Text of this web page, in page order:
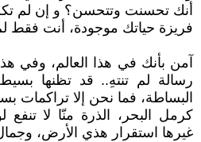
أنك تحسنت وتتحسن؟ و إن لم
فريزة حياتك موجودة، أنت فقط
آمن بأنك في هذا العالم، وفي
رسالة لم تنتهِ.. قد تظنها
البساطة، فما نحن إلا تراكمات
كرمل البحر، الذرة منّا لا تنفع
غيرها استقرار هذي الأرض،